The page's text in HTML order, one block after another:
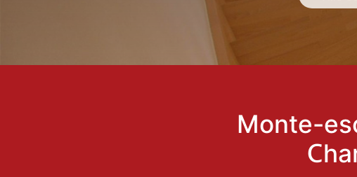
Monte-